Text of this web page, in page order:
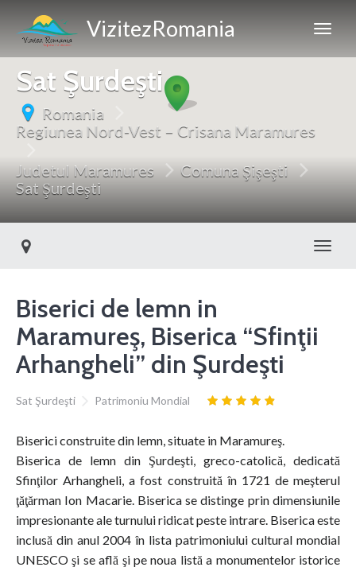
VizitezRomania
Sat Şurdeşti
Romania
Regiunea Nord-Vest – Crisana Maramures
Judetul Maramures
Comuna Şişeşti
Sat Şurdeşti
Biserici de lemn in
Maramureş, Biserica “Sfinţii
Arhangheli” din Şurdeşti
Sat Şurdeşti Patrimoniu Mondial
Biserici construite din lemn, situate in Maramureş.
Biserica de lemn din Şurdeşti, greco-catolică, dedicată
Sfinţilor Arhangheli, a fost construită în 1721 de meşterul
ţăţărman Ion Macarie. Biserica se distinge prin dimensiunile
impresionante ale turnului ridicat peste intrare. Biserica este
inclusă din anul 2004 în lista patrimoniului cultural mondial
UNESCO şi se află şi pe noua listă a monumentelor istorice